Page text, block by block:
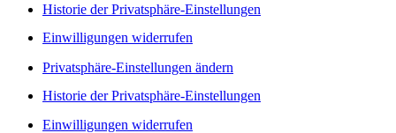
Historie der Privatsphäre-Einstellungen
Einwilligungen widerrufen
Privatsphäre-Einstellungen ändern
Historie der Privatsphäre-Einstellungen
Einwilligungen widerrufen